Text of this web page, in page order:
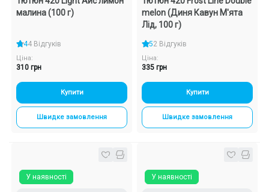
малина (100 г)
44 Відгуків
Ціна:
310 грн
Купити
Швидке замовлення
melon (Диня Кавун М'ята
Лід, 100 г)
52 Відгуків
Ціна:
335 грн
Купити
Швидке замовлення
У наявності У наявності